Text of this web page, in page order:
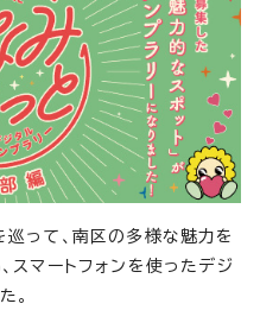
って、南区の多様な魅力を
スマートフォンを使ったデジ
。